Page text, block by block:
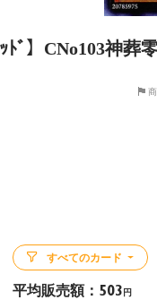
ｯﾄﾞ】CNo103神
商
すべてのカード
平均販売額： 503 円